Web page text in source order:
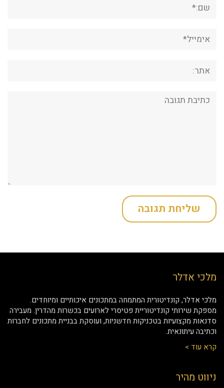
תגובה:
מלכי אדלר
מלכי אדלר, קונדיטורית המתמחה במתכונים איכותיים ומיוחדים.
מספקת שירותי קונדיטוריית פטיסרי לארועים בכשרות מהדרין. מעבירה
סדנאות מקצועיות בטכניקות חדשניות, ועוסקת בבניית מתכונים לחברות
וכתיבה עיתונאית.
קרא עוד >
ניווט מהיר